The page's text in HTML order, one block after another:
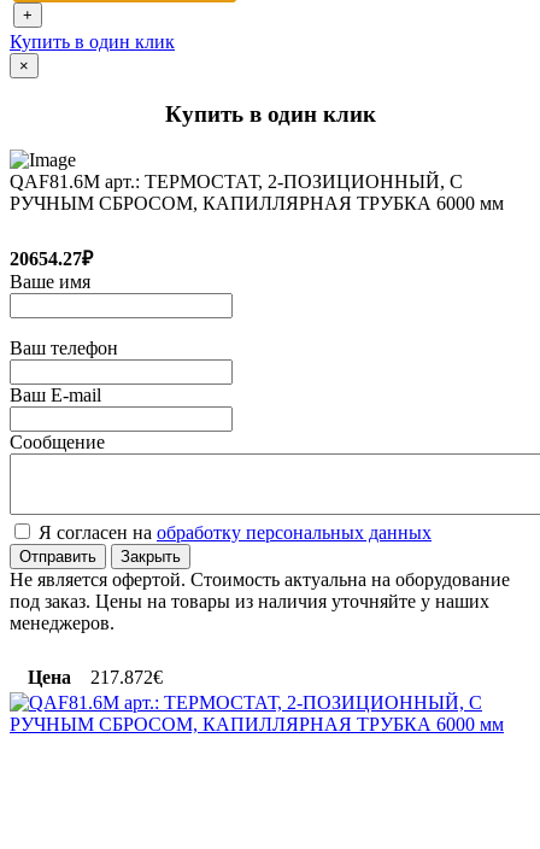
+
Купить в один клик
×
Купить в один клик
QAF81.6M арт.: ТЕРМОСТАТ, 2-ПОЗИЦИОННЫЙ, С
РУЧНЫМ СБРОСОМ, КАПИЛЛЯРНАЯ ТРУБКА 6000 мм
20654.27₽
Ваше имя
Ваш телефон
Ваш E-mail
Сообщение
Я согласен на обработку персональных данных
Отправить Закрыть
Не является офертой. Стоимость актуальна на оборудование
под заказ. Цены на товары из наличия уточняйте у наших
менеджеров.
Цена 217.872€